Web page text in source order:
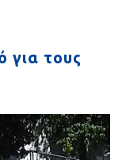
για τους